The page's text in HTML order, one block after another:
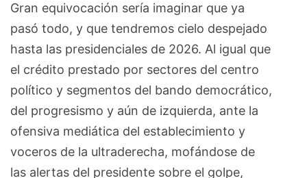
Gran equivocación sería imaginar que ya
pasó todo, y que tendremos cielo despejado
hasta las presidenciales de 2026. Al igual que
el crédito prestado por sectores del centro
político y segmentos del bando democrático,
del progresismo y aún de izquierda, ante la
ofensiva mediática del establecimiento y
voceros de la ultraderecha, mofándose de
las alertas del presidente sobre el golpe,